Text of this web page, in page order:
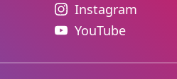
Instagram
YouTube